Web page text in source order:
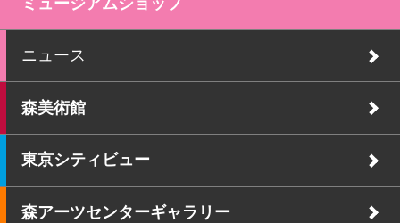
ニュース
森美術館
東京シティビュー
森アーツセンターギャラリー